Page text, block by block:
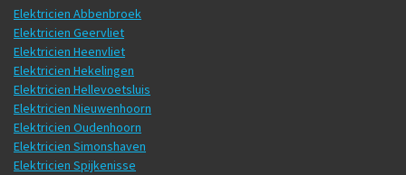
Elektricien Abbenbroek
Elektricien Geervliet
Elektricien Heenvliet
Elektricien Hekelingen
Elektricien Hellevoetsluis
Elektricien Nieuwenhoorn
Elektricien Oudenhoorn
Elektricien Simonshaven
Elektricien Spijkenisse